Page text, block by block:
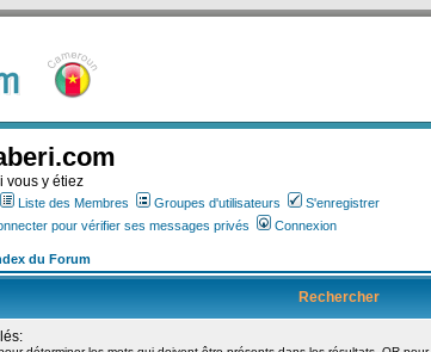
vous y étiez
Liste des Membres Groupes d'utilisateurs
S'enregistrer
pour vérifier ses messages privés Connexion
du Forum
Rechercher